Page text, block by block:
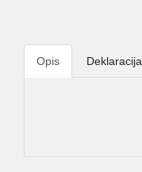
Opis Deklaracija